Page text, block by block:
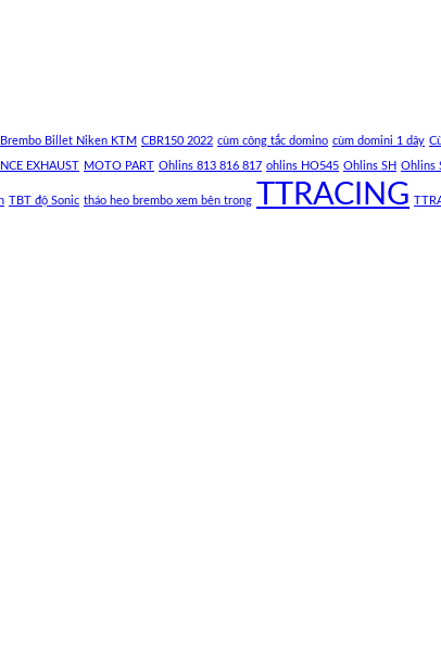
Brembo Billet Niken KTM CBR150 2022 cùm công tắc domino cùm domini 1 dây
EXHAUST MOTO PART Ohlins 813 816 817 ohlins HO545 Ohlins SH Ohlins
TBT độ Sonic tháo heo brembo xem bên trong TTRACING